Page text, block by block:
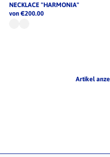
NECKLACE "HARMONIA"
von €200.00
Artikel